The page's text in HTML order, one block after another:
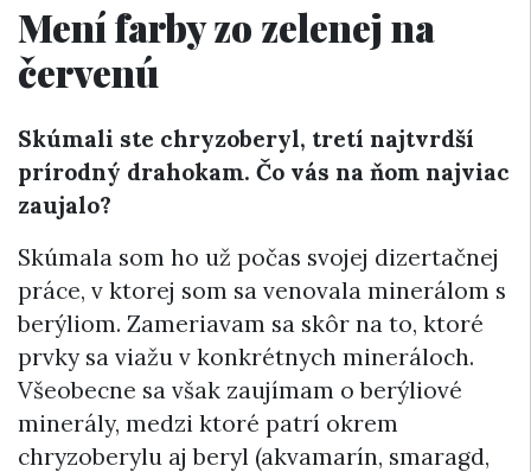
Mení farby zo zelenej na
červenú
Skúmali ste chryzoberyl, tretí najtvrdší
prírodný drahokam. Čo vás na ňom najviac
zaujalo?
Skúmala som ho už počas svojej dizertačnej
práce, v ktorej som sa venovala minerálom s
berýliom. Zameriavam sa skôr na to, ktoré
prvky sa viažu v konkrétnych mineráloch.
Všeobecne sa však zaujímam o berýliové
minerály, medzi ktoré patrí okrem
chryzoberylu aj beryl (akvamarín, smaragd,